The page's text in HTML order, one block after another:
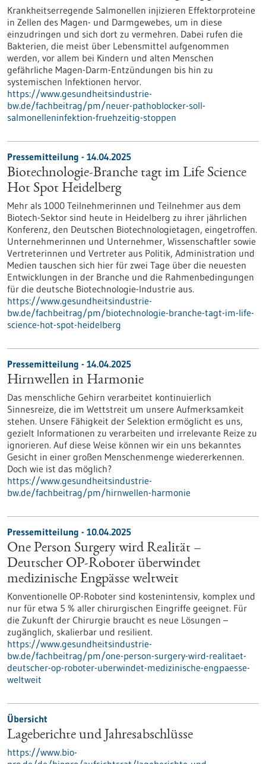
Krankheitserregende Salmonellen injizieren Effektorproteine
in Zellen des Magen- und Darmgewebes, um in diese
einzudringen und sich dort zu vermehren. Dabei rufen die
Bakterien, die meist über Lebensmittel aufgenommen
werden, vor allem bei Kindern und alten Menschen
gefährliche Magen-Darm-Entzündungen bis hin zu
systemischen Infektionen hervor.
https://www.gesundheitsindustrie-
bw.de/fachbeitrag/pm/neuer-pathoblocker-soll-
salmonelleninfektion-fruehzeitig-stoppen
Pressemitteilung - 14.04.2025
Biotechnologie-Branche tagt im Life Science
Hot Spot Heidelberg
Mehr als 1000 Teilnehmerinnen und Teilnehmer aus dem
Biotech-Sektor sind heute in Heidelberg zu ihrer jährlichen
Konferenz, den Deutschen Biotechnologietagen, eingetroffen.
Unternehmerinnen und Unternehmer, Wissenschaftler sowie
Vertreterinnen und Vertreter aus Politik, Administration und
Medien tauschen sich hier für zwei Tage über die neuesten
Entwicklungen in der Branche und die Rahmenbedingungen
für die deutsche Biotechnologie-Industrie aus.
https://www.gesundheitsindustrie-
bw.de/fachbeitrag/pm/biotechnologie-branche-tagt-im-life-
science-hot-spot-heidelberg
Pressemitteilung - 14.04.2025
Hirnwellen in Harmonie
Das menschliche Gehirn verarbeitet kontinuierlich
Sinnesreize, die im Wettstreit um unsere Aufmerksamkeit
stehen. Unsere Fähigkeit der Selektion ermöglicht es uns,
gezielt Informationen zu verarbeiten und irrelevante Reize zu
ignorieren. Auf diese Weise können wir ein uns bekanntes
Gesicht in einer großen Menschenmenge wiedererkennen.
Doch wie ist das möglich?
https://www.gesundheitsindustrie-
bw.de/fachbeitrag/pm/hirnwellen-harmonie
Pressemitteilung - 10.04.2025
One Person Surgery wird Realität –
Deutscher OP-Roboter überwindet
medizinische Engpässe weltweit
Konventionelle OP-Roboter sind kostenintensiv, komplex und
nur für etwa 5 % aller chirurgischen Eingriffe geeignet. Für
die Zukunft der Chirurgie braucht es neue Lösungen –
zugänglich, skalierbar und resilient.
https://www.gesundheitsindustrie-
bw.de/fachbeitrag/pm/one-person-surgery-wird-realitaet-
deutscher-op-roboter-uberwindet-medizinische-engpaesse-
weltweit
Übersicht
Lageberichte und Jahresabschlüsse
https://www.bio-